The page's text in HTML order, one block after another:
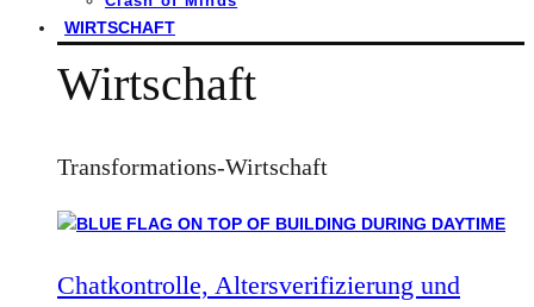
WIRTSCHAFT
Wirtschaft
Transformations-Wirtschaft
Chatkontrolle, Altersverifizierung und